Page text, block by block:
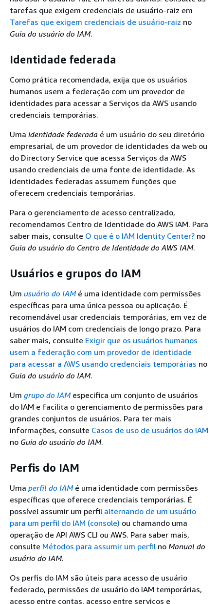
tarefas que exigem credenciais de usuário-raiz em
Tarefas que exigem credenciais de usuário-raiz no
Guia do usuário do IAM.
Identidade federada
Como prática recomendada, exija que os usuários
humanos usem a federação com um provedor de
identidades para acessar a Serviços da AWS usando
credenciais temporárias.
Uma identidade federada é um usuário do seu diretório
empresarial, de um provedor de identidades da web ou
do Directory Service que acessa Serviços da AWS
usando credenciais de uma fonte de identidade. As
identidades federadas assumem funções que
oferecem credenciais temporárias.
Para o gerenciamento de acesso centralizado,
recomendamos Centro de Identidade do AWS IAM. Para
saber mais, consulte O que é o IAM Identity Center? no
Guia do usuário do Centro de Identidade do AWS IAM.
Usuários e grupos do IAM
Um usuário do IAMé uma identidade com permissões
específicas para uma única pessoa ou aplicação. É
recomendável usar credenciais temporárias, em vez de
usuários do IAM com credenciais de longo prazo. Para
saber mais, consulte Exigir que os usuários humanos
usem a federação com um provedor de identidade
para acessar a AWS usando credenciais temporárias no
Guia do usuário do IAM.
Um grupo do IAMespecifica um conjunto de usuários
do IAM e facilita o gerenciamento de permissões para
grandes conjuntos de usuários. Para ter mais
informações, consulte Casos de uso de usuários do IAM
no Guia do usuário do IAM.
Perfis do IAM
Uma perfil do IAMé uma identidade com permissões
específicas que oferece credenciais temporárias. É
possível assumir um perfil alternando de um usuário
para um perfil do IAM (console) ou chamando uma
operação de API AWS CLI ou AWS. Para saber mais,
consulte Métodos para assumir um perfil no Manual do
usuário do IAM.
Os perfis do IAM são úteis para acesso de usuário
federado, permissões de usuário do IAM temporárias,
acesso entre contas, acesso entre serviços e